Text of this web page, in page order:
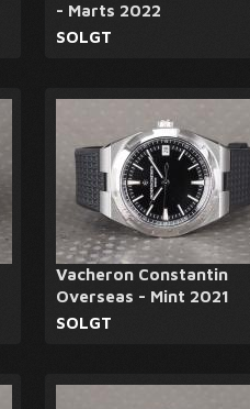
- Marts 2022
SOLGT
Vacheron Constantin
Overseas - Mint 2021
SOLGT